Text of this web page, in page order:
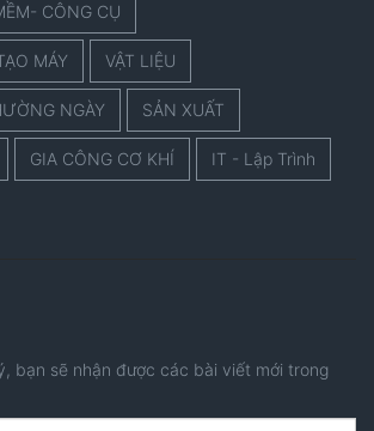
CÔNG CỤ
MÁY VẬT LIỆU
NGÀY SẢN XUẤT
GIA CÔNG CƠ KHÍ IT - Lập Trình
bạn sẽ nhận được các bài viết mới trong